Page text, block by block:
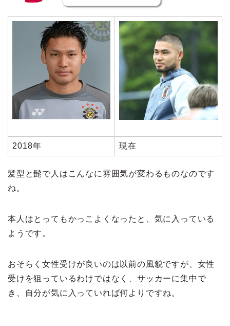
2018年 現在
髪型と髭で人はこんなに雰囲気が変わるものなのです
ね。
本人はとってもかっこよくなったと、気に入っている
ようです。
おそらく女性受けが良いのは以前の風貌ですが、女性
受けを狙っているわけではなく、サッカーに集中で
き、自分が気に入っていれば何よりですね。